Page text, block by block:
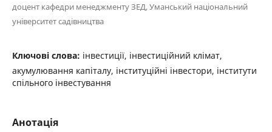
доцент кафедри менеджменту ЗЕД, Уманський національний
університет садівництва
Ключові слова: інвестиції, інвестиційний клімат,
акумулювання капіталу, інституційні інвестори, інститути
спільного інвестування
Анотація